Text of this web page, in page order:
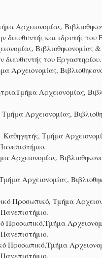
Αρχειονομίας,
διευθυντής και ιδρυτής του
Βιβλιοθηκονομίας &
διευθυντής του Εργαστηρίου.
Αρχειονομίας,
Αρχειονομίας,
Αρχειονομίας,
Τμήμα
Αρχειονομίας,
Αρχειονομίας,
Προσωπικό, Τμήμα
Προσωπικό,Τμήμα
Προσωπικό,Τμήμα